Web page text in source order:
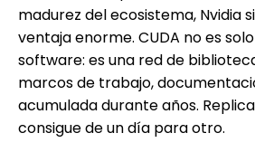
madurez del ecosistema, Nvidia
ventaja enorme. CUDA no es
software: es una red de
marcos de trabajo,
acumulada durante años.
consigue de un día para otro.